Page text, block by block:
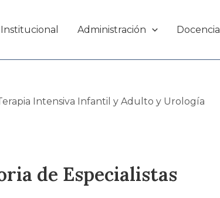
Institucional Administración Docencia
Intensiva Infantil y Adulto y Urología
de Especialistas